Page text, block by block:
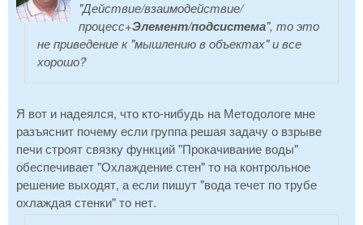
"Действие/взаимодействие/
процесс+Элемент/подсистема", то это
не приведение к "мышлению в объектах" и все
хорошо?
Я вот и надеялся, что кто-нибудь на Методологе мне
разъяснит почему если группа решая задачу о взрыве
печи строят связку функций "Прокачивание воды"
обеспечивает "Охлаждение стен" то на контрольное
решение выходят, а если пишут "вода течет по трубе
охлаждая стенки" то нет.